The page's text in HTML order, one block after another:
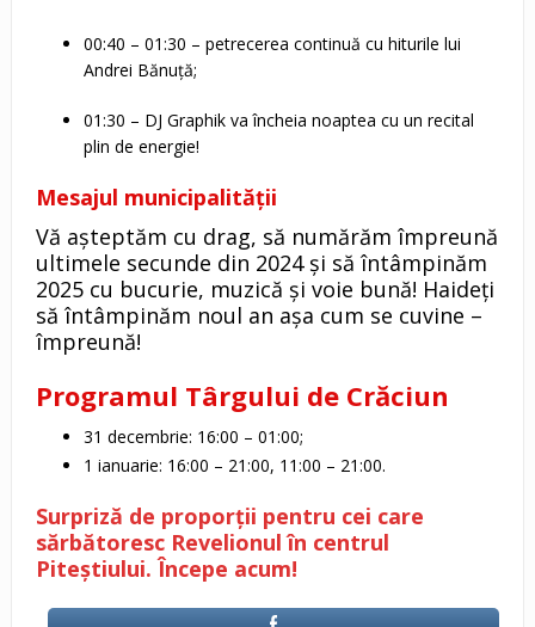
00:40 – 01:30 – petrecerea continuă cu hiturile lui
Andrei Bănuță;
01:30 – DJ Graphik va încheia noaptea cu un recital
plin de energie!
Mesajul municipalității
Vă așteptăm cu drag, să numărăm împreună
ultimele secunde din 2024 și să întâmpinăm
2025 cu bucurie, muzică și voie bună! Haideți
să întâmpinăm noul an așa cum se cuvine –
împreună!
Programul Târgului de Crăciun
31 decembrie: 16:00 – 01:00;
1 ianuarie: 16:00 – 21:00, 11:00 – 21:00.
Surpriză de proporții pentru cei care
sărbătoresc Revelionul în centrul
Piteștiului. Începe acum!